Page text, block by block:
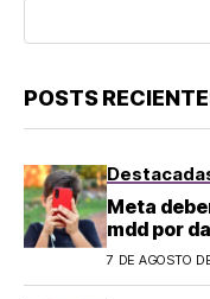
POSTS
Meta
mdd por
7 DE AGOSTO